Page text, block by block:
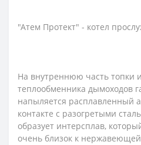
"Атем Протект" - котел
На внутреннюю часть топки
теплообменника дымоходов
напыляется расплавленный
контакте с разогретыми
образует интерсплав,
очень близок к нержавеющей